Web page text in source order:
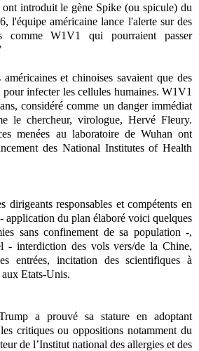
introduit le gène Spike (ou spicule) du
l'équipe américaine lance l'alerte sur des
comme W1V1 qui pourraient passer
et chinoises savaient que des
infecter les cellules humaines. W1V1
considéré comme un danger immédiat
le chercheur, virologue, Hervé Fleury.
menées au laboratoire de Wuhan ont
des National Institutes of Health
dirigeants responsables et compétents en
- application du plan élaboré voici quelques
sans confinement de sa population -,
- interdiction des vols vers/de la Chine,
entrées, incitation des scientifiques à
Etats-Unis.
a prouvé sa stature en adoptant
critiques ou oppositions notamment du
de l’Institut national des allergies et des